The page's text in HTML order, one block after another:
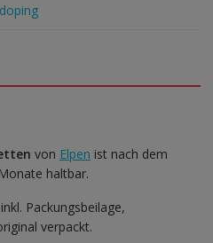
von Elpen ist nach dem
haltbar.
Packungsbeilage,
verpackt.